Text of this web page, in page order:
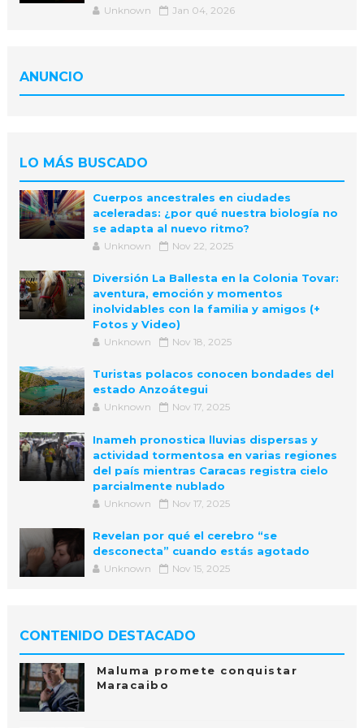
Unknown Jan 04, 2026
ANUNCIO
LO MÁS BUSCADO
Cuerpos ancestrales en ciudades
aceleradas: ¿por qué nuestra biología no
se adapta al nuevo ritmo?
Unknown Nov 22, 2025
Diversión La Ballesta en la Colonia Tovar:
aventura, emoción y momentos
inolvidables con la familia y amigos (+
Fotos y Video)
Unknown Nov 18, 2025
Turistas polacos conocen bondades del
estado Anzoátegui
Unknown Nov 17, 2025
Inameh pronostica lluvias dispersas y
actividad tormentosa en varias regiones
del país mientras Caracas registra cielo
parcialmente nublado
Unknown Nov 17, 2025
Revelan por qué el cerebro “se
desconecta” cuando estás agotado
Unknown Nov 15, 2025
CONTENIDO DESTACADO
Maluma promete conquistar
Maracaibo